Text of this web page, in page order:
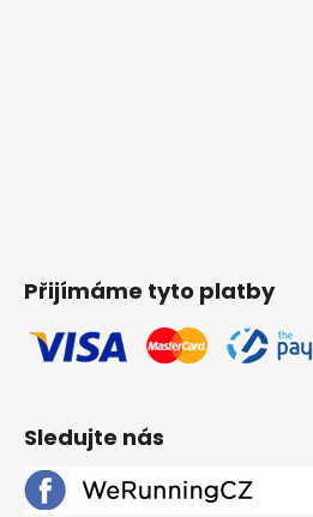
Přijímáme tyto platby
Sledujte nás